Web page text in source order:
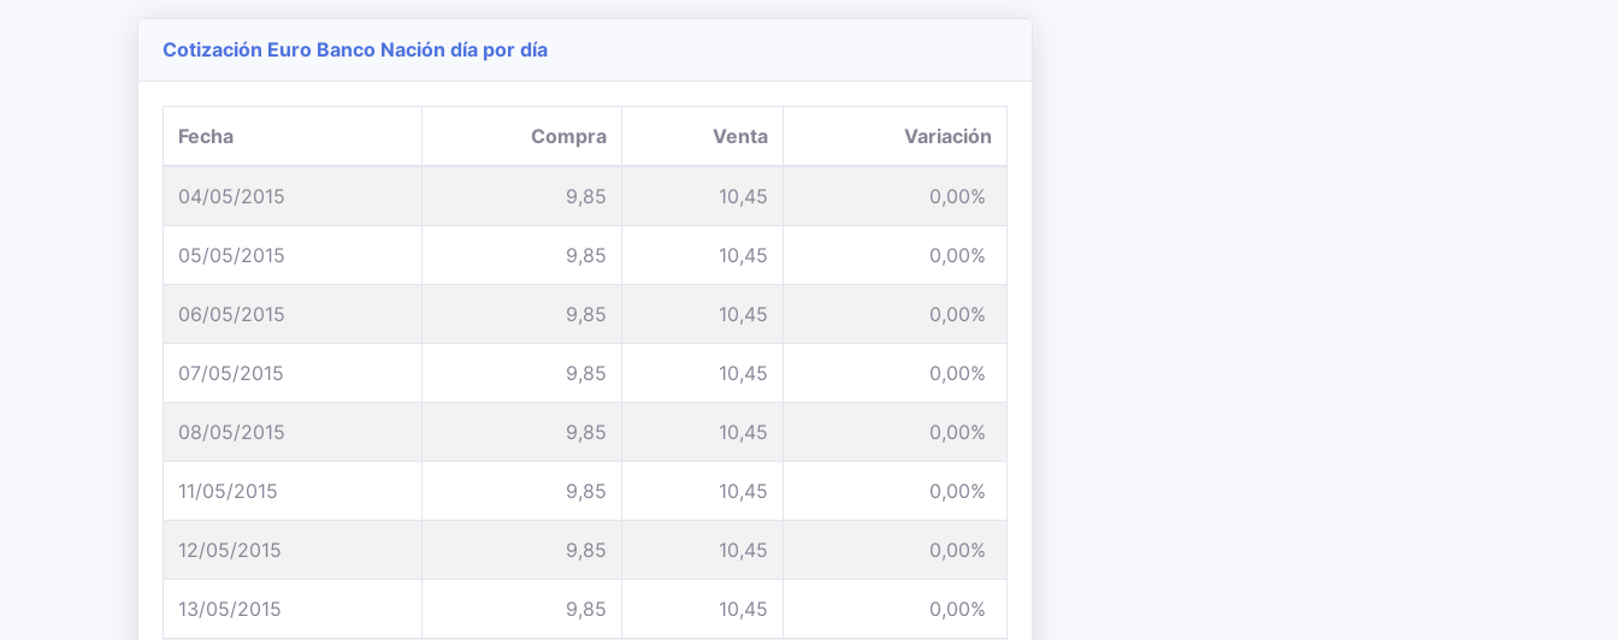
Cotización Euro Banco Nación día por día
Fecha Compra Venta Variación
04/05/2015 9,85 10,45 0,00%
05/05/2015 9,85 10,45 0,00%
06/05/2015 9,85 10,45 0,00%
07/05/2015 9,85 10,45 0,00%
08/05/2015 9,85 10,45 0,00%
11/05/2015 9,85 10,45 0,00%
12/05/2015 9,85 10,45 0,00%
13/05/2015 9,85 10,45 0,00%